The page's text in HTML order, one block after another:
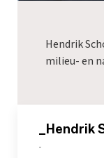
Hendrik
milieu- en
_Hendrik
-